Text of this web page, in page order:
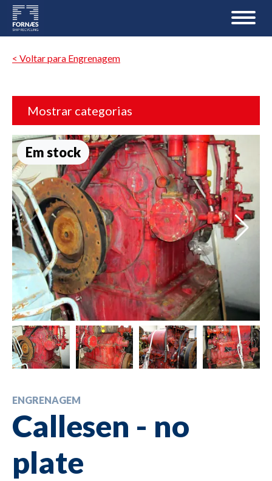
< Voltar para Engrenagem
Mostrar categorias
Em stock
ENGRENAGEM
Callesen - no
plate